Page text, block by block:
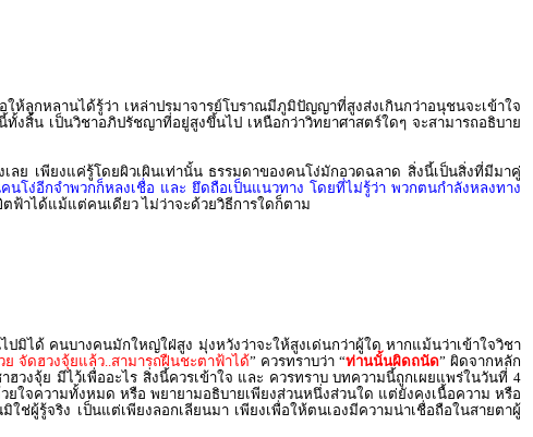
ให้ลูกหลานได้รู้ว่า เหล่าปรมาจารย์โบราณมีภูมิปัญญาที่สูงส่งเกินกว่าอนุชนจะเข้าใจ
สิ้น เป็นวิชาอภิปรัชญาที่อยู่สูงขึ้นไป เหนือกว่าวิทยาศาสตร์ใดๆ จะสามารถอธิบาย
ลย เพียงแค่รู้โดยผิวเผินเท่านั้น ธรรมดาของคนโง่มักอวดฉลาด สิ่งนี้เป็นสิ่งที่มีมาคู่
โง่อีกจำพวกก็หลงเชื่อ และ ยึดถือเป็นแนวทาง โดยที่ไม่รู้ว่า พวกตนกำลังหลงทาง
ฟ้าได้แม้แต่คนเดียว ไม่ว่าจะด้วยวิธีการใดก็ตาม
ปมิได้ คนบางคนมักใหญ่ใฝ่สูง มุ่งหวังว่าจะให้สูงเด่นกว่าผู้ใด หากแม้นว่าเข้าใจวิชา
ย จัดฮวงจุ้ยแล้ว..สามารถฝืนชะตาฟ้าได้” ควรทราบว่า “ท่านนั้นผิดถนัด” ผิดจากหลัก
วงจุ้ย มีไว้เพื่ออะไร สิ่งนี้ควรเข้าใจ และ ควรทราบ บทความนี้ถูกเผยแพร่ในวันที่ 4
ใจความทั้งหมด หรือ พยายามอธิบายเพียงส่วนหนึ่งส่วนใด แต่ยังคงเนื้อความ หรือ
ช่ผู้รู้จริง เป็นแต่เพียงลอกเลียนมา เพียงเพื่อให้ตนเองมีความน่าเชื่อถือในสายตาผู้